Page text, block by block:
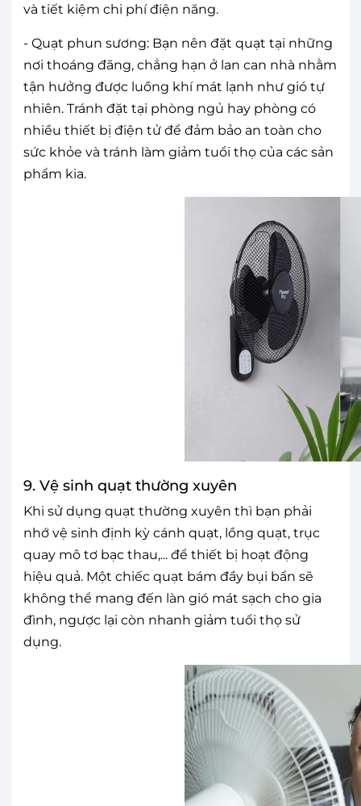
và tiết kiệm chi phí điện năng.
- Quạt phun sương: Bạn nên đặt quạt tại những
nơi thoáng đãng, chẳng hạn ở lan can nhà nhằm
tận hưởng được luồng khí mát lạnh như gió tự
nhiên. Tránh đặt tại phòng ngủ hay phòng có
nhiều thiết bị điện tử để đảm bảo an toàn cho
sức khỏe và tránh làm giảm tuổi thọ của các sản
phẩm kia.
9. Vệ sinh quạt thường xuyên
Khi sử dụng quạt thường xuyên thì bạn phải
nhớ vệ sinh định kỳ cánh quạt, lồng quạt, trục
quay mô tơ bạc thau,... để thiết bị hoạt động
hiệu quả. Một chiếc quạt bám đầy bụi bẩn sẽ
không thể mang đến làn gió mát sạch cho gia
đình, ngược lại còn nhanh giảm tuổi thọ sử
dụng.